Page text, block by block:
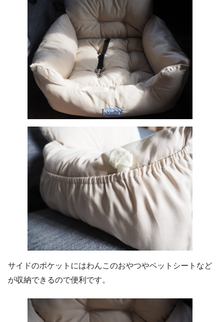
サイドのポケットにはわんこのおやつやペットシートなど
が収納できるので便利です。